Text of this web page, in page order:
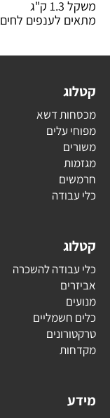
משקל 1.3 ק"ג
מתאים לענפים לחים
קטלוג
מכסחות דשא
מפוחי עלים
משורים
מגזמות
חרמשים
כלי עבודה
קטלוג
כלי עבודה להשכרה
אביזרים
מנועים
כלים חשמליים
טרקטורונים
מקדחות
מידע